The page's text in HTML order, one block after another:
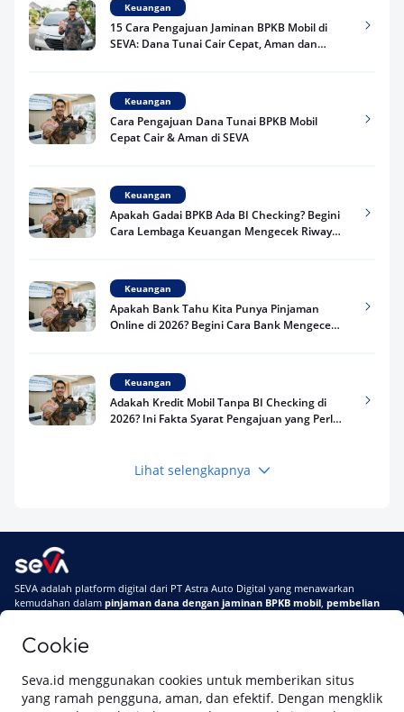
Cookie
Seva.id menggunakan cookies untuk memberikan situs
yang ramah pengguna, aman, dan efektif. Dengan mengklik
Keuangan
15 Cara Pengajuan Jaminan BPKB Mobil di
SEVA: Dana Tunai Cair Cepat, Aman dan
Keuangan
Cara Pengajuan Dana Tunai BPKB Mobil
Cepat Cair & Aman di SEVA
Keuangan
Apakah Gadai BPKB Ada BI Checking? Begini
Cara Lembaga Keuangan Mengecek Riwayat
Keuangan
Apakah Bank Tahu Kita Punya Pinjaman
Online di 2026? Begini Cara Bank Mengecek
Keuangan
Adakah Kredit Mobil Tanpa BI Checking di
2026? Ini Fakta Syarat Pengajuan yang Perlu
Keuangan
Terpercaya
Telat Bayar Pinjol 2 Hari, Apakah Langsung
Masuk BI Checking? Simak Peraturan
Lihat selengkapnya
SEVA adalah platform digital dari PT Astra Auto Digital yang menawarkan
kemudahan dalam pinjaman dana dengan jaminan BPKB mobil, pembelian
Di SEVA, BPKB mobilmu #BisaJadiDuit
Tentang SEVASyarat & Ketentuan
Pemberitahuan PrivasiHubungi Kami